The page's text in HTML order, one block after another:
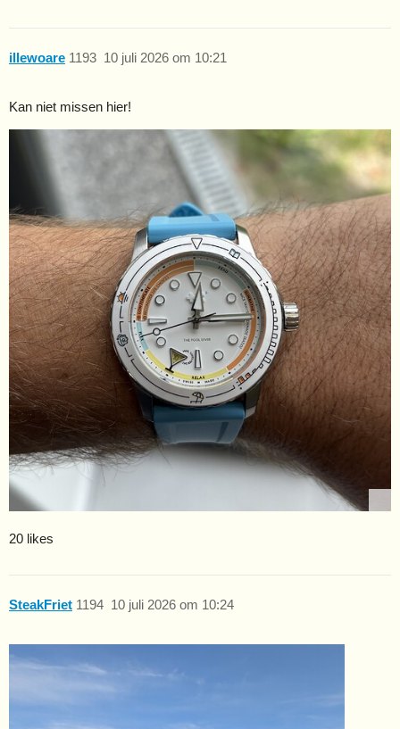
illewoare 10 juli 2026 om 10:21
1193
Kan niet missen hier!
20 likes
SteakFriet 10 juli 2026 om 10:24
1194